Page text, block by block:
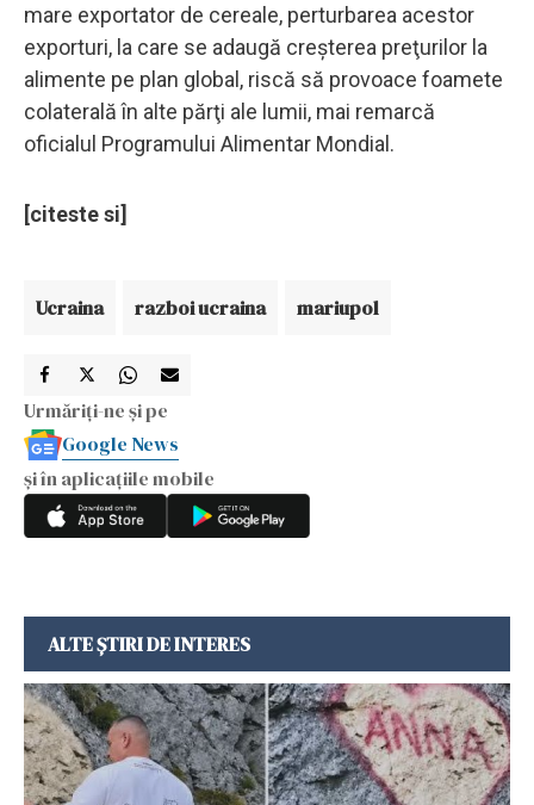
mare exportator de cereale, perturbarea acestor
exporturi, la care se adaugă creşterea preţurilor la
alimente pe plan global, riscă să provoace foamete
colaterală în alte părţi ale lumii, mai remarcă
oficialul Programului Alimentar Mondial.
[citeste si]
Ucraina razboi ucraina mariupol
Urmăriți-ne și pe
Google News
și în aplicațiile mobile
ALTE ȘTIRI DE INTERES